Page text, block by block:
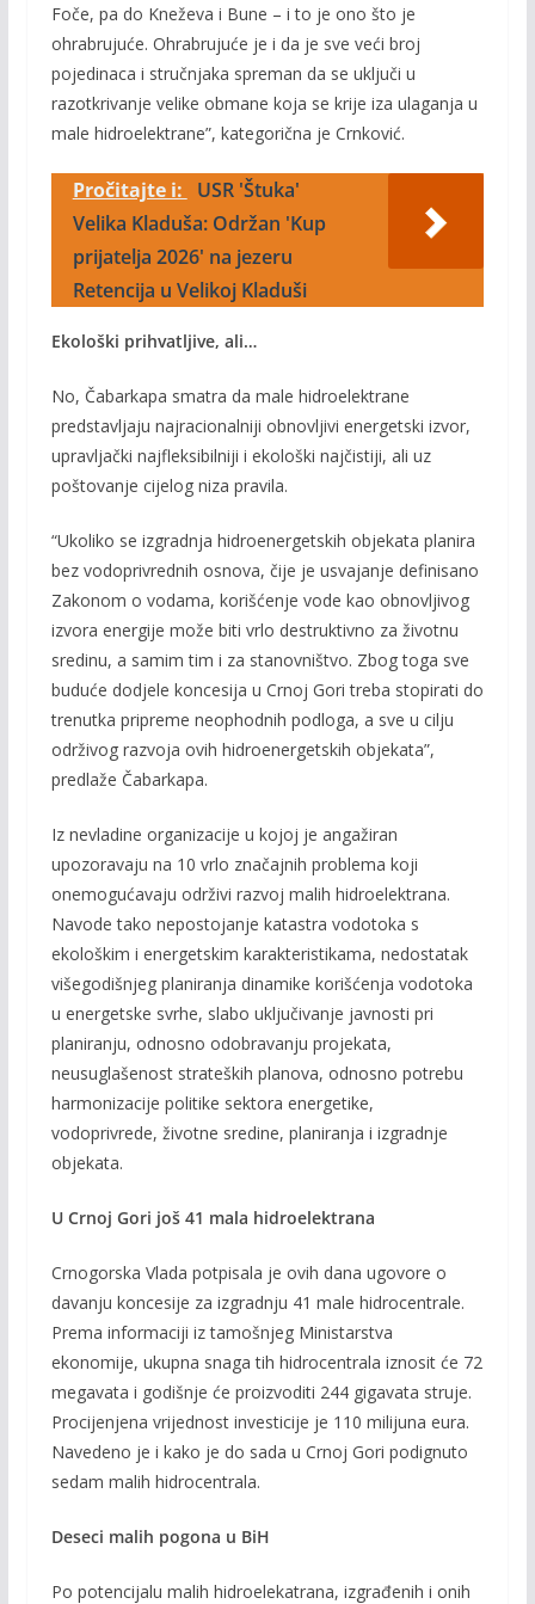
Foče, pa do Kneževa i Bune – i to je ono što je
ohrabrujuće. Ohrabrujuće je i da je sve veći broj
pojedinaca i stručnjaka spreman da se uključi u
razotkrivanje velike obmane koja se krije iza ulaganja u
male hidroelektrane”, kategorična je Crnković.
Pročitajte i:
USR 'Štuka'
Velika Kladuša: Održan 'Kup
prijatelja 2026' na jezeru
Retencija u Velikoj Kladuši
Ekološki prihvatljive, ali…
No, Čabarkapa smatra da male hidroelektrane
predstavljaju najracionalniji obnovljivi energetski izvor,
upravljački najfleksibilniji i ekološki najčistiji, ali uz
poštovanje cijelog niza pravila.
“Ukoliko se izgradnja hidroenergetskih objekata planira
bez vodoprivrednih osnova, čije je usvajanje definisano
Zakonom o vodama, korišćenje vode kao obnovljivog
izvora energije može biti vrlo destruktivno za životnu
sredinu, a samim tim i za stanovništvo. Zbog toga sve
buduće dodjele koncesija u Crnoj Gori treba stopirati do
trenutka pripreme neophodnih podloga, a sve u cilju
održivog razvoja ovih hidroenergetskih objekata”,
predlaže Čabarkapa.
Iz nevladine organizacije u kojoj je angažiran
upozoravaju na 10 vrlo značajnih problema koji
onemogućavaju održivi razvoj malih hidroelektrana.
Navode tako nepostojanje katastra vodotoka s
ekološkim i energetskim karakteristikama, nedostatak
višegodišnjeg planiranja dinamike korišćenja vodotoka
u energetske svrhe, slabo uključivanje javnosti pri
planiranju, odnosno odobravanju projekata,
neusuglašenost strateških planova, odnosno potrebu
harmonizacije politike sektora energetike,
vodoprivrede, životne sredine, planiranja i izgradnje
objekata.
U Crnoj Gori još 41 mala hidroelektrana
Crnogorska Vlada potpisala je ovih dana ugovore o
davanju koncesije za izgradnju 41 male hidrocentrale.
Prema informaciji iz tamošnjeg Ministarstva
ekonomije, ukupna snaga tih hidrocentrala iznosit će 72
megavata i godišnje će proizvoditi 244 gigavata struje.
Procijenjena vrijednost investicije je 110 milijuna eura.
Navedeno je i kako je do sada u Crnoj Gori podignuto
sedam malih hidrocentrala.
Deseci malih pogona u BiH
Po potencijalu malih hidroelekatrana, izgrađenih i onih